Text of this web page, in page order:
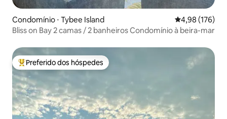
Condomínio ⋅ Tybee Island 4,98 de uma
4,98 (176)
Bliss on Bay 2 camas / 2 banheiros Condomínio à beira-mar
Entre os melhores preferidos dos hóspedes
Preferido dos hóspedes